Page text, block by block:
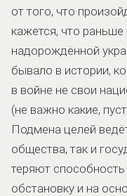
от того, что
кажется, что раньше
надорождённой
бывало в истории,
в войне не свои
(не важно какие,
Подмена целей
общества, так и
теряют
обстановку и на